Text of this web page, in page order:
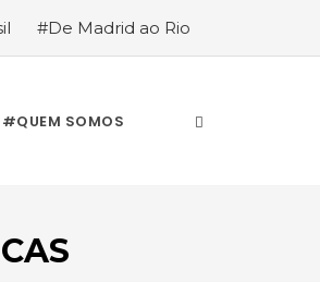
#De Madrid ao Rio
#QUEM SOMOS